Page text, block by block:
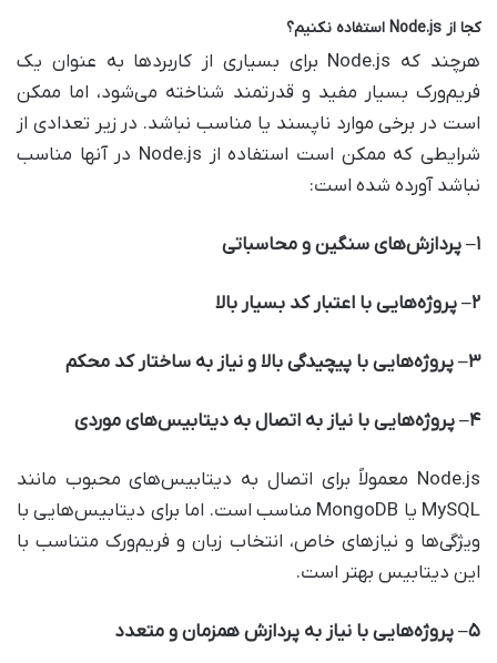
کجا از استفاده نکنیم؟
هرچند که Node.js برای بسیاری از کاربردها به عنوان یک
فریم‌ورک بسیار مفید و قدرتمند شناخته می‌شود، اما ممکن
است در برخی موارد ناپسند یا مناسب نباشد. در زیر تعدادی از
شرایطی که ممکن است استفاده از Node.js در آنها مناسب
نباشد آورده شده است:
۱–پردازش‌های سنگین و محاسباتی
۲–پروژه‌هایی با اعتبار کد بسیار بالا
۳–پروژه‌هایی با پیچیدگی بالا و نیاز به ساختار کد محکم
۴–پروژه‌هایی با نیاز به اتصال به دیتابیس‌های موردی
Node.js معمولاً برای اتصال به دیتابیس‌های محبوب مانند
MySQL یا MongoDB مناسب است. اما برای دیتابیس‌هایی با
ویژگی‌ها و نیازهای خاص، انتخاب زبان و فریم‌ورک متناسب با
این دیتابیس بهتر است.
۵–پروژه‌هایی با نیاز به پردازش همزمان و متعدد